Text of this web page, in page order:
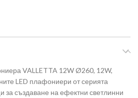
VALLETTA 12W Ø260, 12W,
LED плафониери от серията
за създаване на ефектни светлинни